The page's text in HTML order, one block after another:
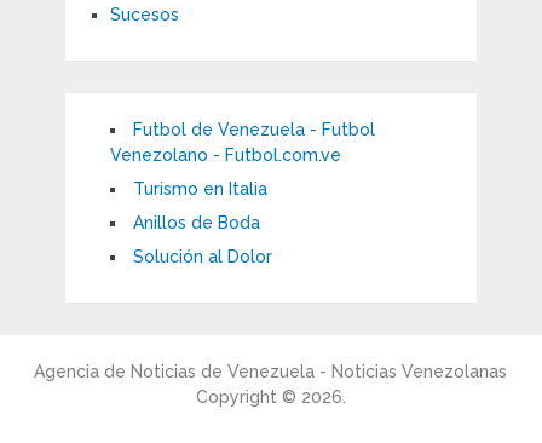
Sucesos
Futbol de Venezuela - Futbol
Venezolano - Futbol.com.ve
Turismo en Italia
Anillos de Boda
Solución al Dolor
Agencia de Noticias de Venezuela - Noticias Venezolanas
Copyright © 2026.